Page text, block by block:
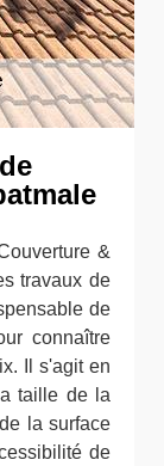
&
travaux de
de
connaître
Il s'agit en
taille de la
la surface
de